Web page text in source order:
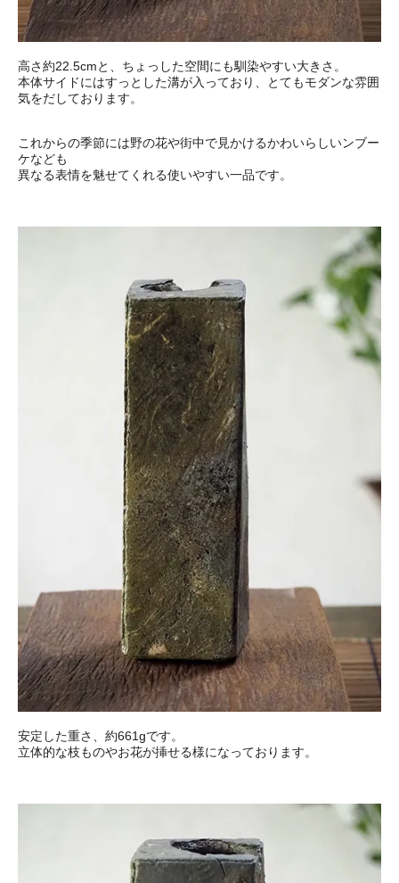
高さ約22.5cmと、ちょっした空間にも馴染やすい大きさ。
本体サイドにはすっとした溝が入っており、とてもモダンな雰囲
気をだしております。
これからの季節には野の花や街中で見かけるかわいらしいンブー
ケなども
異なる表情を魅せてくれる使いやすい一品です。
安定した重さ、約661gです。
立体的な枝ものやお花が挿せる様になっております。